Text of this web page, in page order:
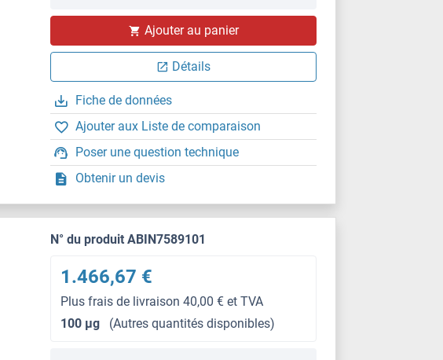
Ajouter au panier
Détails
Fiche de données
Ajouter aux Liste de comparaison
Poser une question technique
Obtenir un devis
N° du produit ABIN7589101
1.466,67 €
Plus frais de livraison 40,00 € et TVA
100 μg
(Autres quantités disponibles)